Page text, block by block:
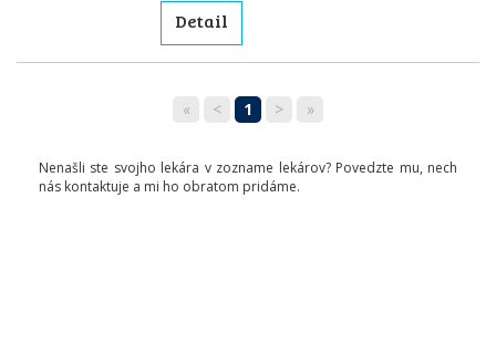
Detail
« < 1 > »
Nenašli ste svojho lekára v zozname lekárov? Povedzte mu, nech
nás kontaktuje a mi ho obratom pridáme.